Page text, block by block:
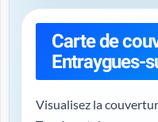
Carte de
Entraygues-
Visualisez la